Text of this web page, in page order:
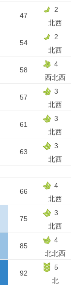
47
2
北西
54
2
北西
58
4
西北西
57
3
北西
61
3
北西
63
3
北西
66
4
北西
75
3
北西
85
4
北北西
92
5
北